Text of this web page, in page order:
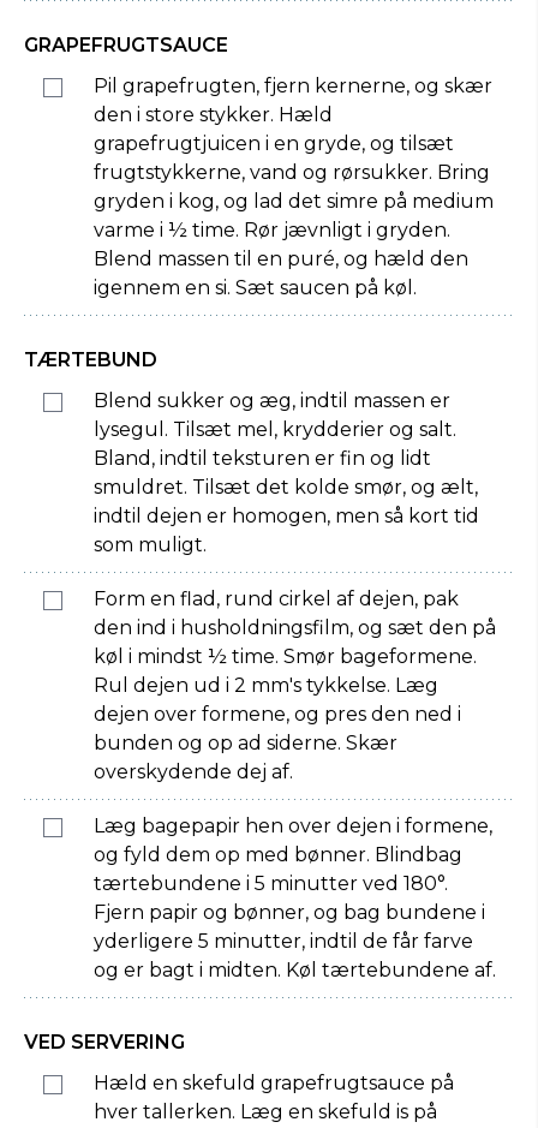
GRAPEFRUGTSAUCE
Pil grapefrugten, fjern kernerne, og skær
den i store stykker. Hæld
grapefrugtjuicen i en gryde, og tilsæt
frugtstykkerne, vand og rørsukker. Bring
gryden i kog, og lad det simre på medium
varme i ½ time. Rør jævnligt i gryden.
Blend massen til en puré, og hæld den
igennem en si. Sæt saucen på køl.
TÆRTEBUND
Blend sukker og æg, indtil massen er
lysegul. Tilsæt mel, krydderier og salt.
Bland, indtil teksturen er fin og lidt
smuldret. Tilsæt det kolde smør, og ælt,
indtil dejen er homogen, men så kort tid
som muligt.
Form en flad, rund cirkel af dejen, pak
den ind i husholdningsfilm, og sæt den på
køl i mindst ½ time. Smør bageformene.
Rul dejen ud i 2 mm's tykkelse. Læg
dejen over formene, og pres den ned i
bunden og op ad siderne. Skær
overskydende dej af.
Læg bagepapir hen over dejen i formene,
og fyld dem op med bønner. Blindbag
tærtebundene i 5 minutter ved 180°.
Fjern papir og bønner, og bag bundene i
yderligere 5 minutter, indtil de får farve
og er bagt i midten. Køl tærtebundene af.
VED SERVERING
Hæld en skefuld grapefrugtsauce på
hver tallerken. Læg en skefuld is på